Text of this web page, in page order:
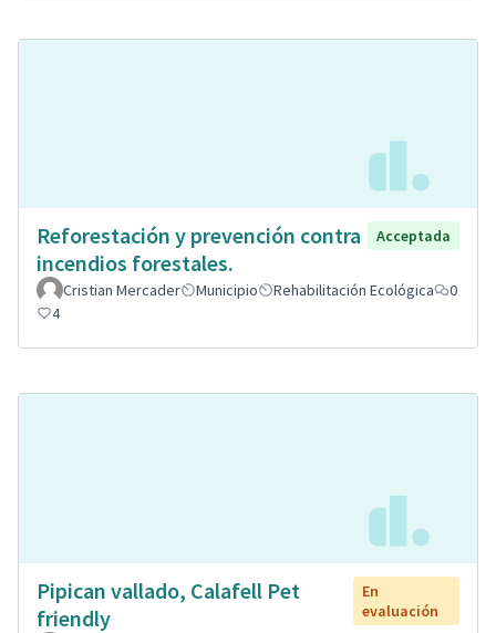
Reforestación y prevención contra
incendios forestales.
Acceptada
Cristian Mercader Municipio Rehabilitación Ecológica
0
4
Pipican vallado, Calafell Pet
friendly
En
evaluación